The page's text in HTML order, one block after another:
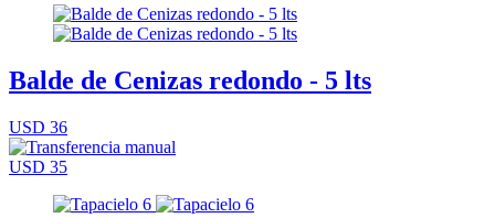
Balde de Cenizas redondo - 5 lts
USD 36
USD 35